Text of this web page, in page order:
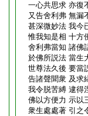
一心共思求 亦復
又告舍利弗 無漏
甚深微妙法 我今
惟我知是相 十方
舍利弗當知 諸佛
於佛所説法 當生
世尊法久後 要當
告諸聲聞衆 及求
我令脱苦縛 逮得
佛以方便力 示以
衆生處處著 引之